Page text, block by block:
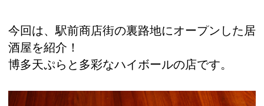
今回は、駅前商店街の裏路地にオープンした居
酒屋を紹介！
博多天ぷらと多彩なハイボールの店です。